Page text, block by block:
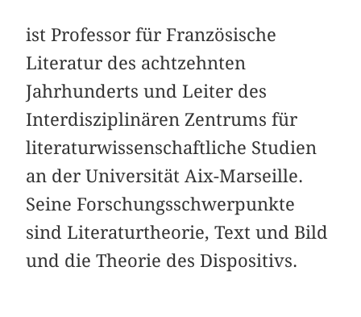
ist Professor für Französische
Literatur des achtzehnten
Jahrhunderts und Leiter des
Interdisziplinären Zentrums für
literaturwissenschaftliche Studien
an der Universität Aix-Marseille.
Seine Forschungsschwerpunkte
sind Literaturtheorie, Text und Bild
und die Theorie des Dispositivs.